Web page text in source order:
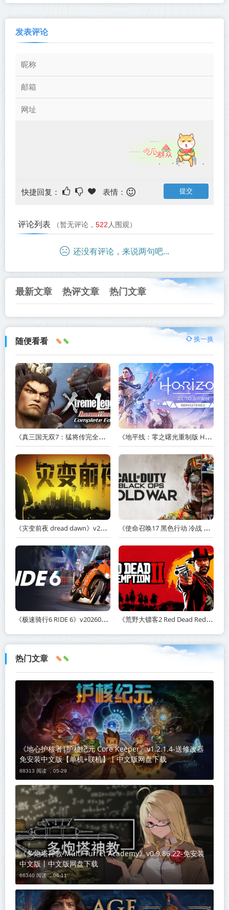
发表评论
快捷回复： 表情：
评论列表 （暂无评论， 522人围观）
还没有评论，来说两句吧...
最新文章 热评文章 热门文章
随便看看 换一换
《真三国无双7：猛将传完全版 DYNASTY WARRIORS 7: Xtreme Legends Complete Edition》Build.3602035-免安装中文版【PC/手机双端】丨中文版 《地平线：零之曙光重制版 Horizon Zero Dawn Remastered》v1.5.89.0-送修改器丨中文版网盘下载
《灾变前夜 dread dawn》v20260530-免安装中文版丨中文版网盘下载 《使命召唤17 黑色行动 冷战 Call of Duty: Black Ops Cold War》v1.34.1.15931218-全DLC+送修改器丨中文版网盘下载
《极速骑行6 RIDE 6》v20260511-免安装中文版丨中文版网盘下载 《荒野大镖客2 Red Dead Redemption 2》v1491.50-打包mod+送修改器丨中文版网盘下载
热门文章
《地心护核者|护核纪元 Core Keeper》v1.2.1.4-送修改器
免安装中文版【单机+联机】丨中文版网盘下载
88313 阅读 ，05-29
《多炮塔神教 Multi Turret Academy》v0.9.86.22-免安装
中文版丨中文版网盘下载
66340 阅读 ，06-11